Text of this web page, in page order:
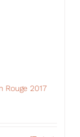
Rouge 2017